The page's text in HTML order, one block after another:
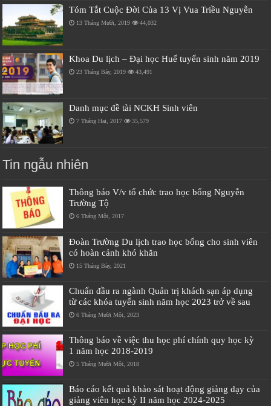
Tóm Tắt Cuộc Đời Của 13 Vị Vua Triều Nguyễn
13 Tháng Mười, 2019 44,032
Khoa Du lịch – Đại học Huế tuyển sinh năm 2019
23 Tháng Bảy, 2019 43,491
Danh mục đề tài NCKH Sinh viên
7 Tháng Hai, 2017 35,579
Tin ngẫu nhiên
Thông báo V/v tổ chức trao học bổng Nguyễn
Trường Tộ
6 Tháng Một, 2017
Đoàn Trường Du lịch trao học bổng cho sinh viên
có hoàn cảnh khó khăn
15 Tháng Bảy, 2021
Chuẩn đầu ra ngành Quản trị khách sạn áp dụng
từ các khóa tuyển sinh năm học 2023 trở về sau
6 Tháng Mười Một, 2023
Thông báo về việc thu học phí chính quy học kỳ
1 năm học 2018-2019
5 Tháng Mười Một, 2018
Báo cáo kết quả khảo sát hoạt động giảng dạy của
giảng viên học kỳ II năm học 2024-2025